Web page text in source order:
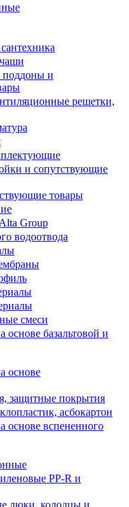
и
решетки,
и сопутствующие
товары
Group
водоотвода
смеси
основе базальтовой и
основе
защитные покрытия
асбокартон
основе вспененного
PP-R и
люки, колодцы и